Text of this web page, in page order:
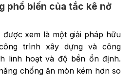
phổ biến của tắc kê nở
xem là một giải pháp hữu
trình xây dựng và công
linh hoạt và độ bền ổn định.
chống ăn mòn kém hơn so